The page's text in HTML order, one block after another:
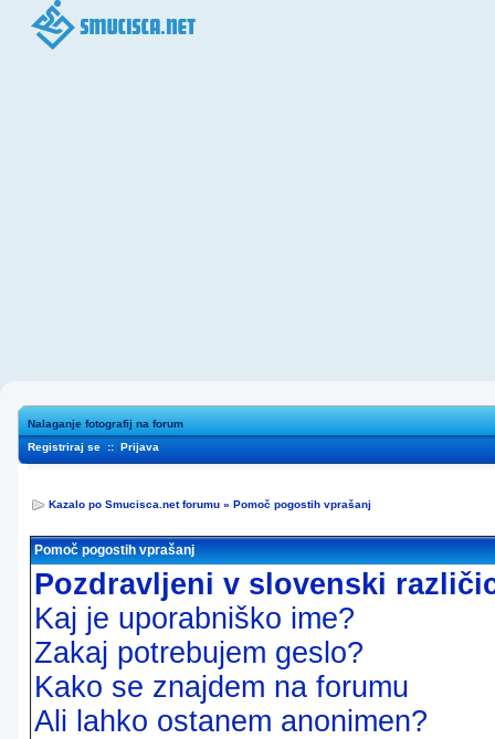
Nalaganje fotografij na forum
Registriraj se :: Prijava
Kazalo po Smucisca.net forumu » Pomoč pogostih vprašanj
Pomoč pogostih vprašanj
Pozdravljeni v slovenski
Kaj je uporabniško ime?
Zakaj potrebujem geslo?
Kako se znajdem na forumu
Ali lahko ostanem anonimen?